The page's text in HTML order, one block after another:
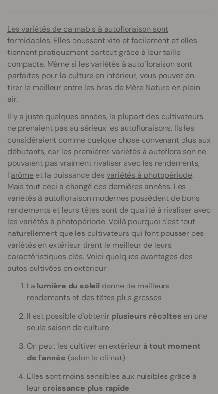
Les variétés de cannabis à autofloraison sont
formidables. Elles poussent vite et facilement et elles
tiennent pratiquement partout grâce à leur taille
compacte. Même si les variétés à autofloraison sont
parfaites pour la culture en intérieur, vous pouvez en
tirer le meilleur entre les bras de Mère Nature en plein
air.
Il y a juste quelques années, la plupart des cultivateurs
ne prenaient pas au sérieux les autofloraisons. Ils les
considéraient comme quelque chose convenant plus aux
débutants, car les premières variétés à autofloraison ne
pouvaient pas vraiment rivaliser avec les rendements,
l'arôme et la puissance des variétés à photopériode.
Mais tout ceci a changé ces dernières années. Les
variétés à autofloraison modernes possèdent de bons
rendements et leurs têtes sont de qualité à rivaliser avec
les variétés à photopériode. Voilà pourquoi c'est tout
naturellement que les cultivateurs qui font pousser ces
variétés en extérieur tirent le meilleur de leurs
caractéristiques clés. Voici quelques avantages des
autos cultivées en extérieur :
La lumière du soleil donne de meilleurs
rendements et des têtes plus grosses
Il est possible d'obtenir plusieurs récoltes en une
seule saison de culture
On peut les cultiver en extérieur à tout moment
de l'année (selon le climat)
Elles sont moins sensibles aux nuisibles grâce à
leur croissance plus rapide